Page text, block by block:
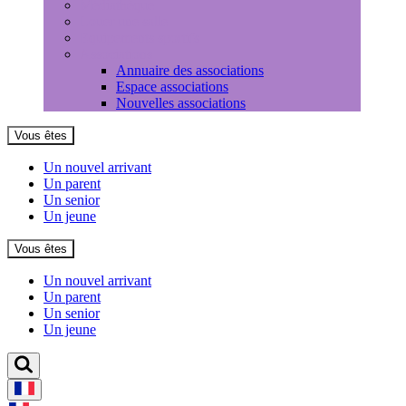
Annuaire des associations
Espace associations
Nouvelles associations
Vous êtes
Un nouvel arrivant
Un parent
Un senior
Un jeune
Vous êtes
Un nouvel arrivant
Un parent
Un senior
Un jeune